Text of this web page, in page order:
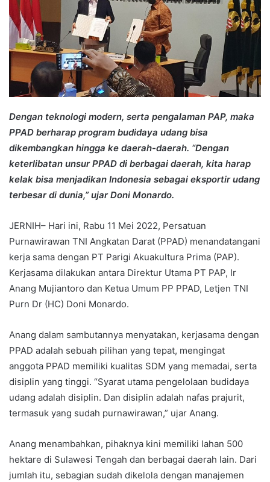
Dengan teknologi modern, serta pengalaman PAP, maka
PPAD berharap program budidaya udang bisa
dikembangkan hingga ke daerah-daerah. “Dengan
keterlibatan unsur PPAD di berbagai daerah, kita harap
kelak bisa menjadikan Indonesia sebagai eksportir udang
terbesar di dunia,” ujar Doni Monardo.
JERNIH– Hari ini, Rabu 11 Mei 2022, Persatuan
Purnawirawan TNI Angkatan Darat (PPAD) menandatangani
kerja sama dengan PT Parigi Akuakultura Prima (PAP).
Kerjasama dilakukan antara Direktur Utama PT PAP, Ir
Anang Mujiantoro dan Ketua Umum PP PPAD, Letjen TNI
Purn Dr (HC) Doni Monardo.
Anang dalam sambutannya menyatakan, kerjasama dengan
PPAD adalah sebuah pilihan yang tepat, mengingat
anggota PPAD memiliki kualitas SDM yang memadai, serta
disiplin yang tinggi. “Syarat utama pengelolaan budidaya
udang adalah disiplin. Dan disiplin adalah nafas prajurit,
termasuk yang sudah purnawirawan,” ujar Anang.
Anang menambahkan, pihaknya kini memiliki lahan 500
hektare di Sulawesi Tengah dan berbagai daerah lain. Dari
jumlah itu, sebagian sudah dikelola dengan manajemen